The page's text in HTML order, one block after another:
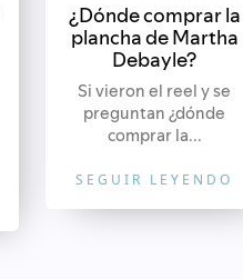
¿Dónde comprar la
plancha de Martha
Debayle?
Si vieron el reel y se
preguntan ¿dónde
comprar la...
SEGUIR LEYENDO